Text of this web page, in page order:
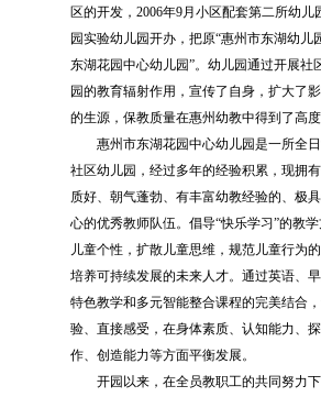
区的开发，2006年9月小区配套第二所幼
园实验幼儿园开办，把原“惠州市东湖幼儿
东湖花园中心幼儿园”。幼儿园通过开展社
园的教育辐射作用，宣传了自身，扩大了
的生源，保教质量在惠州幼教中得到了高度
惠州市东湖花园中心幼儿园是一所全
社区幼儿园，经过多年的经验积累，现拥
质好、朝气蓬勃、有丰富幼教经验的、极
心的优秀教师队伍。倡导“快乐学习”的教
儿童个性，扩散儿童思维，规范儿童行为
培养可持续发展的未来人才。通过英语、
特色教学和多元智能整合课程的完美结合
验、直接感受，在身体素质、认知能力、
作、创造能力等方面平衡发展。
开园以来，在全员教职工的共同努力